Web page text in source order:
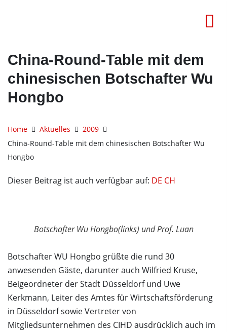
China-Round-Table mit dem
chinesischen Botschafter Wu
Hongbo
Home Aktuelles
2009
China-Round-Table mit dem chinesischen Botschafter Wu
Hongbo
Dieser Beitrag ist auch verfügbar auf: DE CH
Botschafter Wu Hongbo(links) und Prof. Luan
Botschafter WU Hongbo grüßte die rund 30
anwesenden Gäste, darunter auch Wilfried Kruse,
Beigeordneter der Stadt Düsseldorf und Uwe
Kerkmann, Leiter des Amtes für Wirtschaftsförderung
in Düsseldorf sowie Vertreter von
Mitgliedsunternehmen des CIHD ausdrücklich auch im